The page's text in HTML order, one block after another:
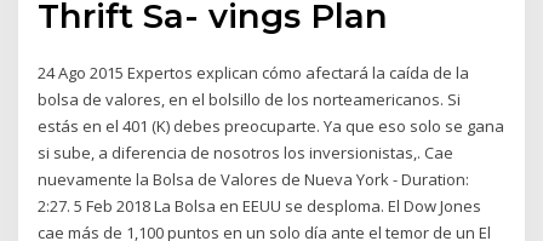
Thrift Sa- vings Plan
24 Ago 2015 Expertos explican cómo afectará la caída de la
bolsa de valores, en el bolsillo de los norteamericanos. Si
estás en el 401 (K) debes preocuparte. Ya que eso solo se gana
si sube, a diferencia de nosotros los inversionistas,. Cae
nuevamente la Bolsa de Valores de Nueva York - Duration:
2:27. 5 Feb 2018 La Bolsa en EEUU se desploma. El Dow Jones
cae más de 1,100 puntos en un solo día ante el temor de un El